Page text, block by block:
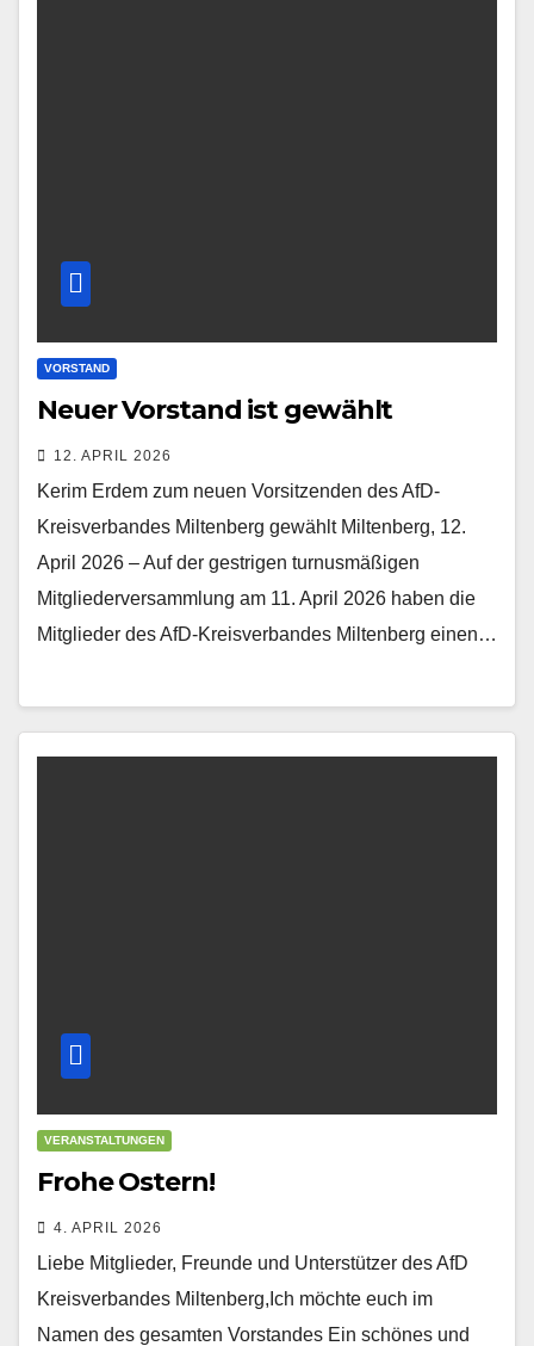
VORSTAND
Neuer Vorstand ist gewählt
12. APRIL 2026
Kerim Erdem zum neuen Vorsitzenden des AfD-
Kreisverbandes Miltenberg gewählt Miltenberg, 12.
April 2026 – Auf der gestrigen turnusmäßigen
Mitgliederversammlung am 11. April 2026 haben die
Mitglieder des AfD-Kreisverbandes Miltenberg einen…
VERANSTALTUNGEN
Frohe Ostern!
4. APRIL 2026
Liebe Mitglieder, Freunde und Unterstützer des AfD
Kreisverbandes Miltenberg,Ich möchte euch im
Namen des gesamten Vorstandes Ein schönes und